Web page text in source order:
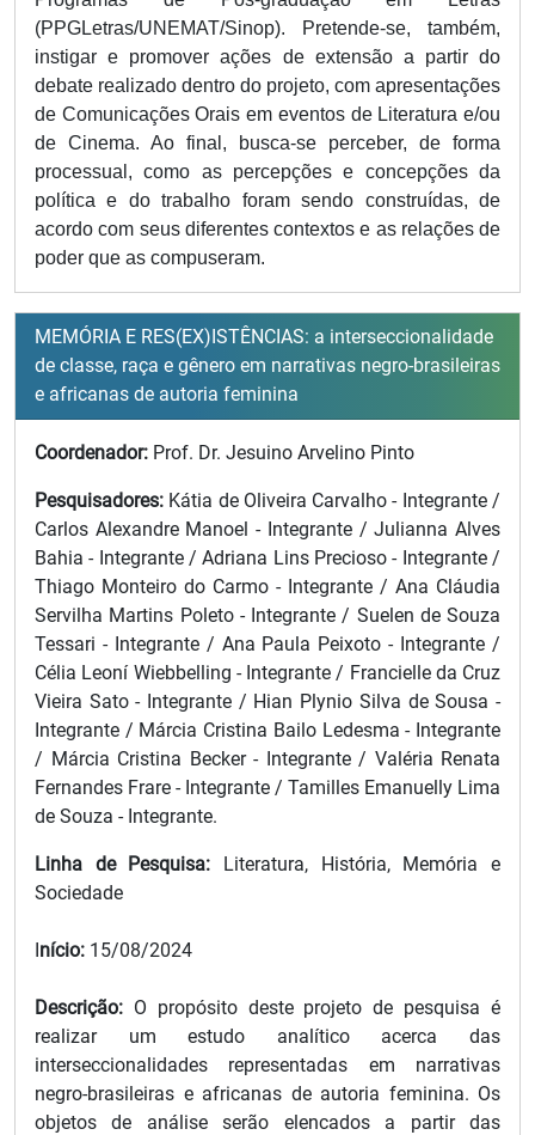
(PPGLetras/UNEMAT/Sinop). Pretende-se, também,
instigar e promover ações de extensão a partir do
debate realizado dentro do projeto, com apresentações
de Comunicações Orais em eventos de Literatura e/ou
de Cinema. Ao final, busca-se perceber, de forma
processual, como as percepções e concepções da
política e do trabalho foram sendo construídas, de
acordo com seus diferentes contextos e as relações de
poder que as compuseram.
MEMÓRIA E RES(EX)ISTÊNCIAS: a interseccionalidade
de classe, raça e gênero em narrativas negro-brasileiras
e africanas de autoria feminina
Coordenador: Prof. Dr. Jesuino Arvelino Pinto
Pesquisadores: Kátia de Oliveira Carvalho - Integrante /
Carlos Alexandre Manoel - Integrante / Julianna Alves
Bahia - Integrante / Adriana Lins Precioso - Integrante /
Thiago Monteiro do Carmo - Integrante / Ana Cláudia
Servilha Martins Poleto - Integrante / Suelen de Souza
Tessari - Integrante / Ana Paula Peixoto - Integrante /
Célia Leoní Wiebbelling - Integrante / Francielle da Cruz
Vieira Sato - Integrante / Hian Plynio Silva de Sousa -
Integrante / Márcia Cristina Bailo Ledesma - Integrante
/ Márcia Cristina Becker - Integrante / Valéria Renata
Fernandes Frare - Integrante / Tamilles Emanuelly Lima
de Souza - Integrante.
Linha de Pesquisa: Literatura, História, Memória e
Sociedade
Início: 15/08/2024
Descrição: O propósito deste projeto de pesquisa é
realizar um estudo analítico acerca das
interseccionalidades representadas em narrativas
negro-brasileiras e africanas de autoria feminina. Os
objetos de análise serão elencados a partir das